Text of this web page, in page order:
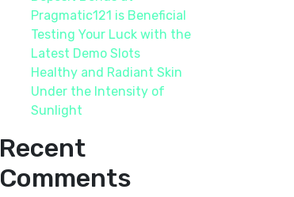
Pragmatic121 is Beneficial
Testing Your Luck with the
Latest Demo Slots
Healthy and Radiant Skin
Under the Intensity of
Sunlight
Recent
Comments